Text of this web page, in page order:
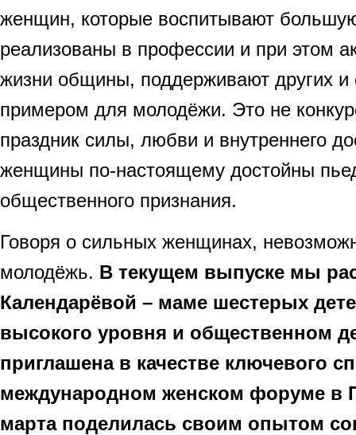
женщин, которые воспитывают
реализованы в профессии и при этом
жизни общины, поддерживают других и
примером для молодёжи. Это не
праздник силы, любви и внутреннего
женщины по-настоящему достойны
общественного признания.
Говоря о сильных женщинах,
молодёжь. В текущем выпуске мы
Календарёвой – маме шестерых
высокого уровня и общественном
приглашена в качестве ключевого
международном женском форуме в
марта поделилась своим опытом